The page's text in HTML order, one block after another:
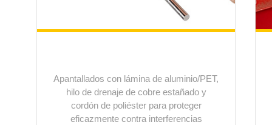
Apantallados con lámina de aluminio/PET,
hilo de drenaje de cobre estañado y
cordón de poliéster para proteger
eficazmente contra interferencias